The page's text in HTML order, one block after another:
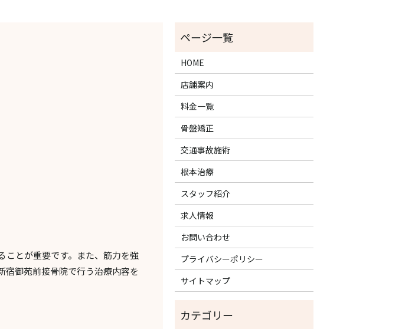
ことが重要です。また、筋力を強
宿御苑前接骨院で行う治療内容を
HOME
店舗案内
料金一覧
骨盤矯正
交通事故施術
根本治療
スタッフ紹介
求人情報
お問い合わせ
プライバシーポリシー
サイトマップ